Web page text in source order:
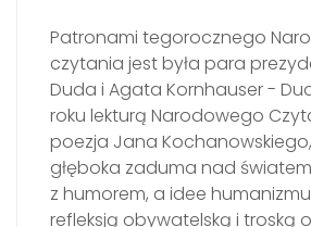
Patronami tegorocznego
czytania jest była para
Duda i Agata Kornhauser -
roku lekturą Narodowego
poezja Jana
głęboka zaduma nad
z humorem, a idee
refleksją obywatelską i troską